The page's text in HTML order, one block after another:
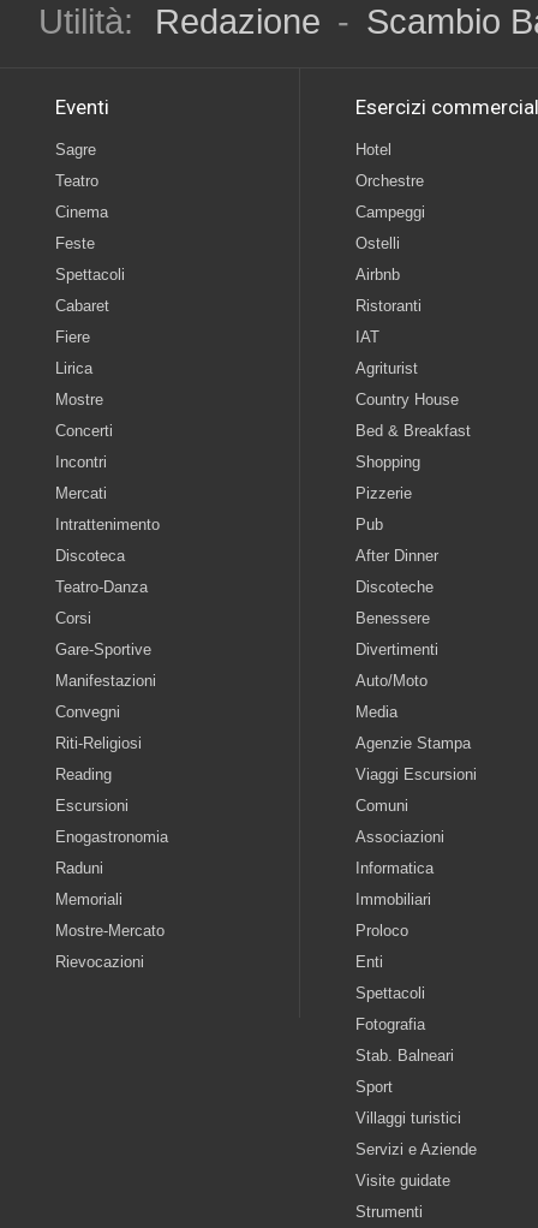
Utilità:
Redazione - Scambio
Eventi
Sagre
Teatro
Cinema
Feste
Spettacoli
Cabaret
Fiere
Lirica
Mostre
Concerti
Incontri
Mercati
Intrattenimento
Discoteca
Teatro-Danza
Corsi
Gare-Sportive
Manifestazioni
Convegni
Riti-Religiosi
Reading
Escursioni
Enogastronomia
Raduni
Memoriali
Mostre-Mercato
Rievocazioni
Esercizi
Hotel
Orchestre
Campeggi
Ostelli
Airbnb
Ristoranti
IAT
Agriturist
Country House
Bed & Breakfast
Shopping
Pizzerie
Pub
After Dinner
Discoteche
Benessere
Divertimenti
Auto/Moto
Media
Agenzie Stampa
Viaggi Escursioni
Comuni
Associazioni
Informatica
Immobiliari
Proloco
Enti
Spettacoli
Fotografia
Stab. Balneari
Sport
Villaggi turistici
Servizi e Aziende
Visite guidate
Strumenti